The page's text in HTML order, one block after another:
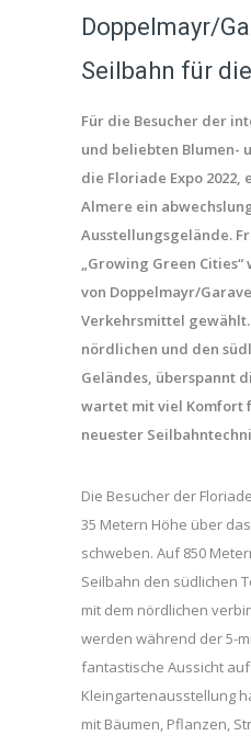
Doppelmayr/
Seilbahn für
Für die Besucher der
und beliebten Blumen-
die Floriade Expo
Almere ein
Ausstellungsgelände.
„Growing Green
von Doppelmayr/
Verkehrsmittel
nördlichen und den
Geländes, überspannt
wartet mit viel Komfort
neuester
Die Besucher der
35 Metern Höhe über
schweben. Auf 850
Seilbahn den südlichen
mit dem nördlichen
werden während der 5-
fantastische Aussicht
Kleingartenausstellung
mit Bäumen, Pflanzen,